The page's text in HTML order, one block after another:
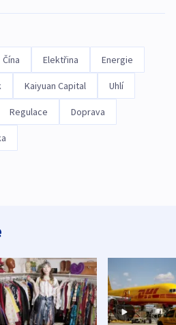
Čína Elektřina Energie
Kaiyuan Capital Uhlí
Regulace Doprava